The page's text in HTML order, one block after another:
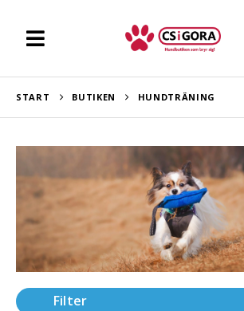
START BUTIKEN HUNDTRÄNING
Filter